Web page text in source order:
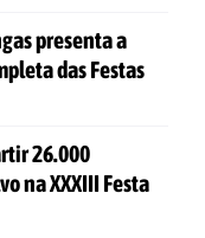
presenta a
das Festas
26.000
na XXXIII Festa